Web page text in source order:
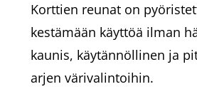
Korttien reunat on
kestämään käyttöä ilman
kaunis, käytännöllinen ja
arjen värivalintoihin.